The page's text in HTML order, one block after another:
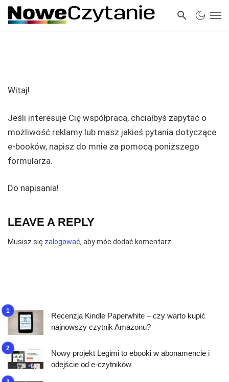
Witaj!
Jeśli interesuje Cię współpraca, chciałbyś zapytać o
możliwość reklamy lub masz jakieś pytania dotyczące
e-booków, napisz do mnie za pomocą poniższego
formularza.
Do napisania!
LEAVE A REPLY
Musisz się zalogować, aby móc dodać komentarz.
Recenzja Kindle Paperwhite – czy warto kupić
najnowszy czytnik Amazonu?
Nowy projekt Legimi to ebooki w abonamencie i
odejście od e-czytników